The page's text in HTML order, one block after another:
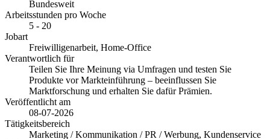
Bundesweit
Arbeitsstunden pro Woche
5 - 20
Jobart
Freiwilligenarbeit, Home-Office
Verantwortlich für
Teilen Sie Ihre Meinung via Umfragen und testen Sie
Produkte vor Markteinführung – beeinflussen Sie
Marktforschung und erhalten Sie dafür Prämien.
Veröffentlicht am
08-07-2026
Tätigkeitsbereich
Marketing / Kommunikation / PR / Werbung, Kundenservice